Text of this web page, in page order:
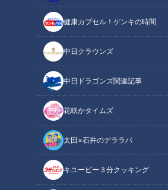
健康カプセル！ゲンキの時間
中日クラウンズ
中日ドラゴンズ関連記事
花咲かタイムズ
太田×石井のデララバ
キユーピー３分クッキング
記事に戻る